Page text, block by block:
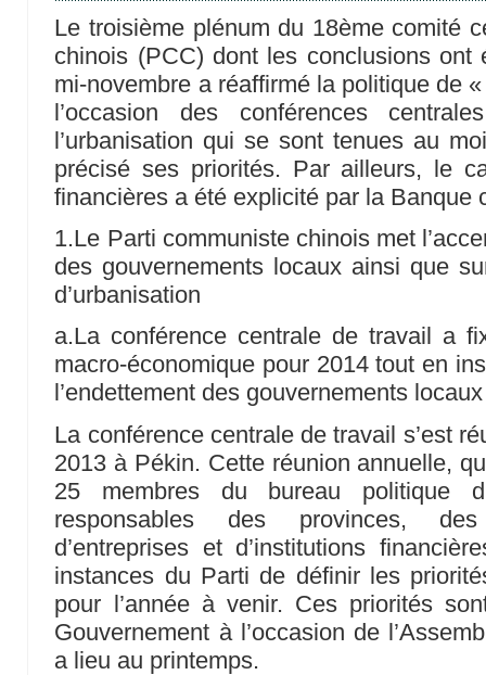
Le troisième plénum du 18ème comité
chinois (PCC) dont les conclusions ont
mi-novembre a réaffirmé la politique de
l’occasion des conférences
l’urbanisation qui se sont tenues au
précisé ses priorités. Par ailleurs, le
financières a été explicité par la Banque
1.Le Parti communiste chinois met
des gouvernements locaux ainsi que
d’urbanisation
a.La conférence centrale de travail a
macro-économique pour 2014 tout en
l’endettement des gouvernements locaux
La conférence centrale de travail s’est
2013 à Pékin. Cette réunion annuelle,
25 membres du bureau politique
responsables des provinces,
d’entreprises et d’institutions
instances du Parti de définir les
pour l’année à venir. Ces priorités
Gouvernement à l’occasion de
a lieu au printemps.